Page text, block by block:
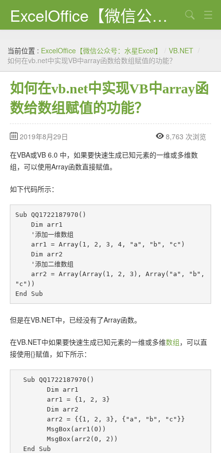
ExcelOffice【微信公众号：水星Excel】
资源下载
VBA代码大全
EXCEL VBA
PPT VBA
Excel图表
联系站长
当前位置 : ExcelOffice【微信公众号：水星Excel】 / VB.NET /
如何在vb.net中实现VB中array函数给数组赋值的功能？
如何在vb.net中实现VB中array函
数给数组赋值的功能？
2019年8月29日
8,763 次浏览
在VBA或VB 6.0 中，如果要快速生成已知元素的一维或多维数
组，可以使用Array函数直接赋值。
如下代码所示：
Sub QQ1722187970()
"c"))
但是在VB.NET中，已经没有了Array函数。
在VB.NET中如果要快速生成已知元素的一维或多维数组，可以直
接使用{}赋值，如下所示：
  End Sub